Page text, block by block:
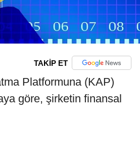
TAKİP ET
Platformuna (KAP)
göre, şirketin finansal